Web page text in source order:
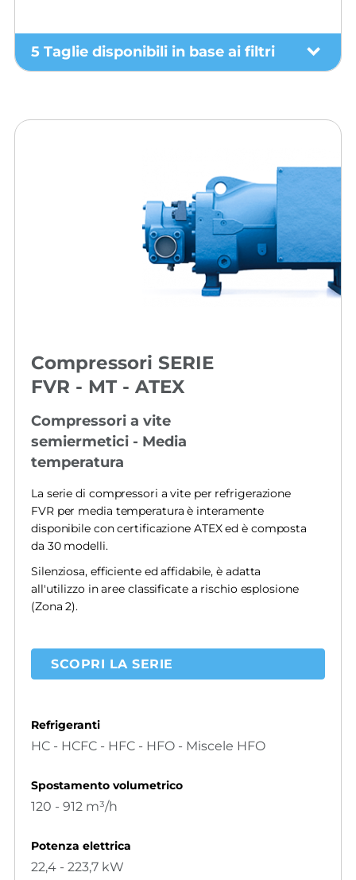
5 Taglie disponibili in base ai filtri
Compressori SERIE
FVR - MT - ATEX
Compressori a vite
semiermetici - Media
temperatura
La serie di compressori a vite per refrigerazione
FVR per media temperatura è interamente
disponibile con certificazione ATEX ed è composta
da 30 modelli.
Silenziosa, efficiente ed affidabile, è adatta
all'utilizzo in aree classificate a rischio esplosione
(Zona 2).
SCOPRI LA SERIE
Refrigeranti
HC - HCFC - HFC - HFO - Miscele HFO
Spostamento volumetrico
120 - 912 m³/h
Potenza elettrica
22,4 - 223,7 kW